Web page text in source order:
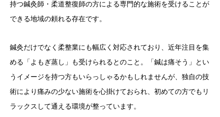
持つ鍼灸師・柔道整復師の方による専門的な施術を受けることが
できる地域の頼れる存在です。
鍼灸だけでなく柔整業にも幅広く対応されており、近年注目を集
める「よもぎ蒸し」も受けられるとのこと。「鍼は痛そう」とい
うイメージを持つ方もいらっしゃるかもしれませんが、独自の技
術により痛みの少ない施術を心掛けておられ、初めての方でもリ
ラックスして通える環境が整っています。